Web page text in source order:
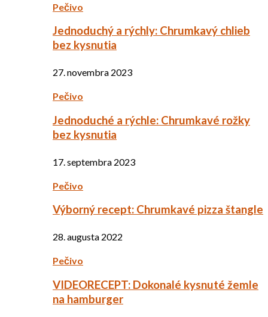
Pečivo
Jednoduchý a rýchly: Chrumkavý chlieb
bez kysnutia
27. novembra 2023
Pečivo
Jednoduché a rýchle: Chrumkavé rožky
bez kysnutia
17. septembra 2023
Pečivo
Výborný recept: Chrumkavé pizza štangle
28. augusta 2022
Pečivo
VIDEORECEPT: Dokonalé kysnuté žemle
na hamburger